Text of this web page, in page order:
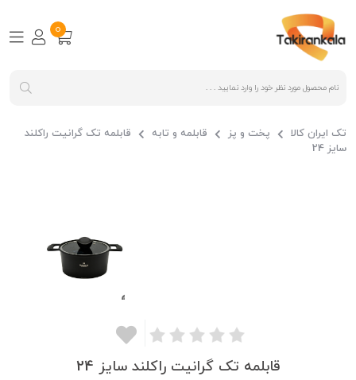
0
تک ایران کالا پخت و پز قابلمه و تابه
قابلمه تک گرانیت راکلند
سایز 24
قابلمه تک گرانیت راکلند سایز 24